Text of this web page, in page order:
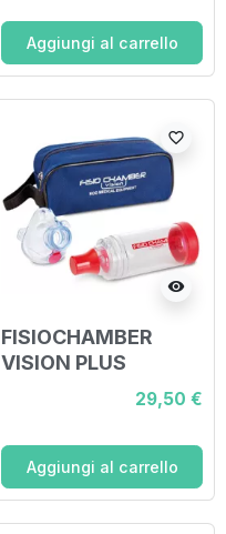
Aggiungi al carrello
visibility
favorite_border
FISIOCHAMBER
VISION PLUS
INFANT CAMERA DI
INALAZIONE ANTI
MASCHERA PANDA
29,50 €
Aggiungi al carrello